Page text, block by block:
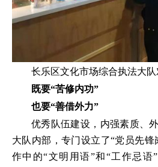
长乐区文化市场综合执法大队
既要“苦修内功”
也要“善借外力”
优秀队伍建设，内强素质、
大队内部，专门设立了“党员先
作中的“文明用语”和“工作忌语